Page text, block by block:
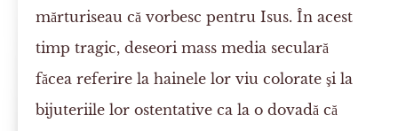
mărturiseau că vorbesc pentru Isus. În acest
timp tragic, deseori mass media seculară
făcea referire la hainele lor viu colorate şi la
bijuteriile lor ostentative ca la o dovadă că